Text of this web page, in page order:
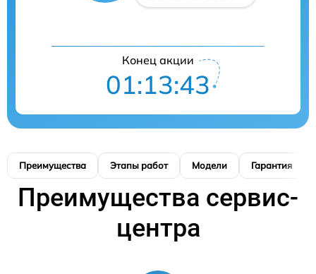
Конец акции
01:13:42
Преимущества Этапы работ Модели Гарантия
Преимущества сервис-
центра